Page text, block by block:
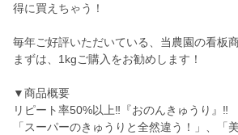
得に買えちゃう！
毎年ご好評いただいている、当農園の看板
まずは、1kgご購入をお勧めします！
▼商品概要
リピート率50%以上‼️『おのんきゅうり』‼️
「スーパーのきゅうりと全然違う！」、「